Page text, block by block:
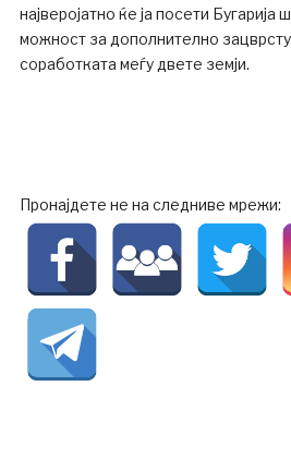
најверојатно ќе ја посети
можност за дополнително
соработката меѓу двете земји.
Пронајдете не на следниве мрежи: